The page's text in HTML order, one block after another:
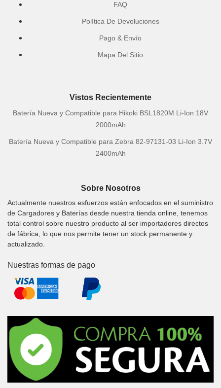
FAQ
Política De Devoluciones
Pago & Envío
Mapa Del Sitio
Vistos Recientemente
Batería Nueva y Compatible para Hikoki BSL1820M Li-Ion 18V
2000mAh
Batería Nueva y Compatible para Zebra 82-97131-03 Li-Ion 3.7V
2400mAh
Sobre Nosotros
Actualmente nuestros esfuerzos están enfocados en el suministro
de Cargadores y Baterías desde nuestra tienda online, tenemos
total control sobre nuestro producto al ser importadores directos
de fábrica, lo que nos permite tener un stock permanente y
actualizado.
Nuestras formas de pago